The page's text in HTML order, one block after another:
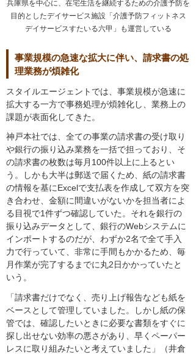
兵庫県を中心に、在宅生活を継続するための介護予防を
目的としたデイサービス施設「介護予防フィットネス
デイサービスすたいる六甲」も運営している
事業規模の急速な拡大に伴い、請求書の処
理業務が煩雑化
スタイルエージェントでは、事業規模が急速に
拡大する一方で事務処理が煩雑化し、業務上の
課題が表面化してきた。
神戸本社では、全ての事業の請求書の受け取り
や銀行の振り込み業務を一括で担っており、そ
の請求書の枚数は毎月100件以上に上るとい
う。しかも大半は郵送で届くため、紙の請求書
の情報を基にExcelで支払表を作成して双方を突
き合わせ、金額に間違いがないかを担当者によ
る目視で1件ずつ確認していた。それを銀行の
振り込みデータとして、銀行のWebシステムに
インポートするのだが、わずか2名で全て手入
力で行っていて、非常に手間もかかるため、毎
月作業が完了するまでに丸2日かかっていたと
いう。
「請求書だけでなく、売り上げ報告なども紙を
ベースとして管理していました。しかし紙の保
管では、確認したいときに必要な書類をすぐに
探し出せない効率の悪さがあり、早くペーパー
レスに取り組みたいと考えていました」（井倉